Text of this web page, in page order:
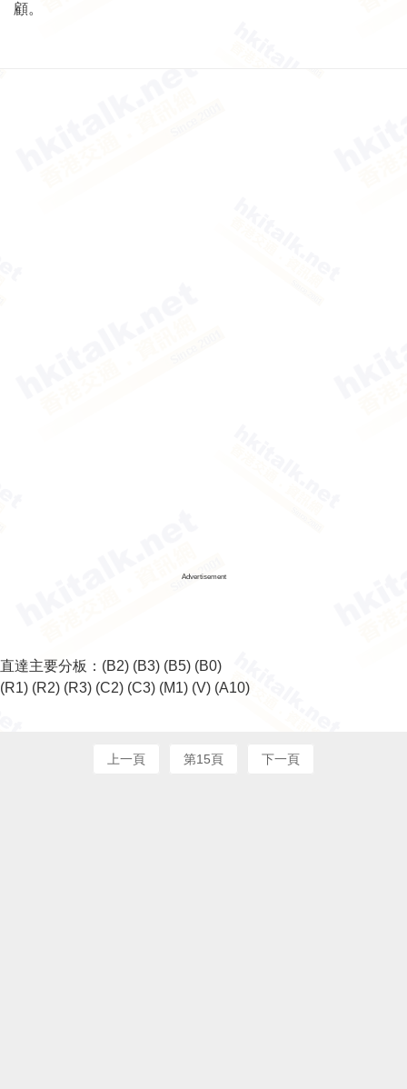
顧。
Advertisement
直達主要分板： (B2) (B3) (B5) (B0)
(R1) (R2) (R3) (C2) (C3) (M1) (V) (A10)
上一頁 第15頁 下一頁